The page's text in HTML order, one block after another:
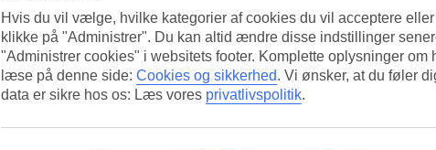
Hvis du vil vælge, hvilke kategorier af cookies du vil acceptere
klikke på "Administrer". Du kan altid ændre disse indstillinger
"Administrer cookies" i websitets footer. Komplette oplysninger om
læse på denne side: Cookies og sikkerhed. Vi ønsker, at du føler
data er sikre hos os: Læs vores privatlivspolitik.